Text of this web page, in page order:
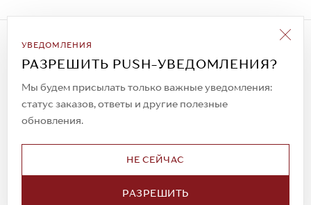
УВЕДОМЛЕНИЯ
РАЗРЕШИТЬ PUSH-УВЕДОМЛЕНИЯ?
Мы будем присылать только важные уведомления:
статус заказов, ответы и другие полезные
обновления.
НЕ СЕЙЧАС
РАЗРЕШИТЬ
Подписаться на рассылку
Всегда будьте в курсе новых акций и
спецпредложений!
© 2023. AIT Shoes
Все права защищены
Обмен и возврат